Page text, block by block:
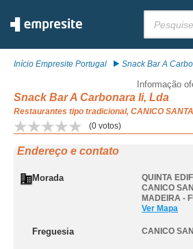
Início Empresite Portugal Snack Bar A
Informação
Snack Bar A Carbonara Ii, Lda
Restaurantes tipo tradicional, CANICO
(0 votos)
Endereço e contato
Morada QUINTA
CANICO
MADEIRA -
Ver Mapa
Freguesia CANICO